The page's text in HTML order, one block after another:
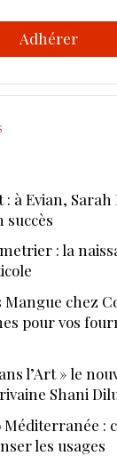
Adhérer
à Evian,
succès
: la
Mangue chez
pour vos
l’Art » le
Shani
Méditerranée :
les usages